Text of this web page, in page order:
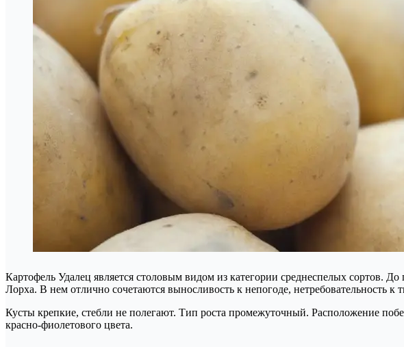
Картофель Удалец является столовым видом из категории среднеспелых сортов.
Лорха. В нем отлично сочетаются выносливость к непогоде, нетребовательность к
Кусты крепкие, стебли не полегают. Тип роста промежуточный. Расположение
красно-фиолетового цвета.